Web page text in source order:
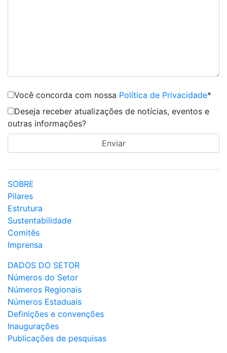
Você concorda com nossa Política de Privacidade*
Deseja receber atualizações de notícias, eventos e
outras informações?
SOBRE
Pilares
Estrutura
Sustentabilidade
Comitês
Imprensa
DADOS DO SETOR
Números do Setor
Números Regionais
Números Estaduais
Definições e convenções
Inaugurações
Publicações de pesquisas